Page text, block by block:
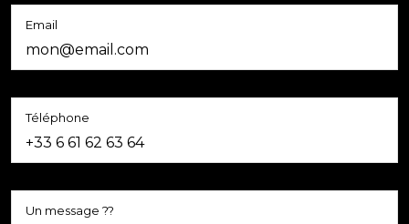
Email
Téléphone
Un message ??